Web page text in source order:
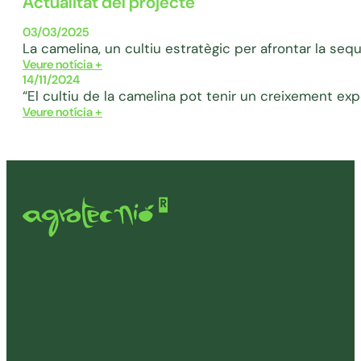
03/03/2025
La camelina, un cultiu estratègic per afrontar la
Veure notícia +
14/11/2024
“El cultiu de la camelina pot tenir un creixement
Veure notícia +